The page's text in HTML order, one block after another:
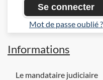
Mot de passe oublié ?
Informations
Le mandataire judiciaire